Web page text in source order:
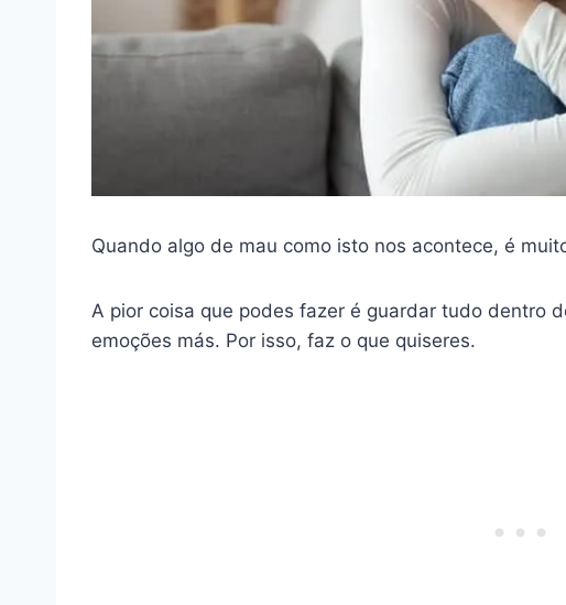
Quando algo de mau como isto nos acontece, é
A pior coisa que podes fazer é guardar tudo dentro
emoções más. Por isso, faz o que quiseres.